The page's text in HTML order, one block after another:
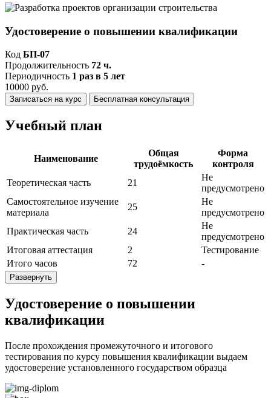
Удостоверение о повышении квалификации
Код БП-07
Продолжительность 72 ч.
Периодичность 1 раз в 5 лет
10000 руб.
Записаться на курс Бесплатная консультация
Учебный план
Наименование
Общая
трудоёмкость
Форма
контроля
Теоретическая часть
21
Не
предусмотрено
Самостоятельное изучение
материала
25
Не
предусмотрено
Практическая часть
24
Не
предусмотрено
Итоговая аттестация
2
Тестирование
Итого часов
72 -
Развернуть
Удостоверение о повышении
квалификации
После прохождения промежуточного и итогового
тестирования по курсу повышения квалификации выдаем
удостоверение установленного государством образца